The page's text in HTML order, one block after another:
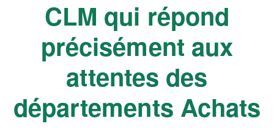
CLM qui répond
précisément aux
attentes des
départements Achats